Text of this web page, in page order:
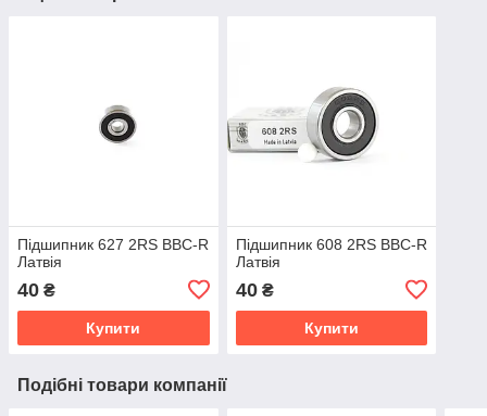
Підшипник 627 2RS BBC-R
Латвія
40 ₴
Купити
Підшипник 608 2RS BBC-R
Латвія
40₴
Купити
Подібні товари компанії